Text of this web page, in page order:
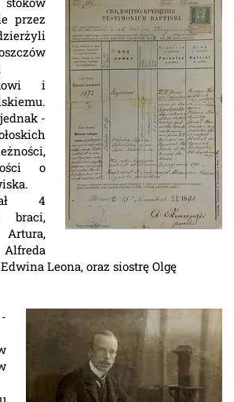
przez
i
-
o
4
braci,
Leona, oraz siostrę Olgę